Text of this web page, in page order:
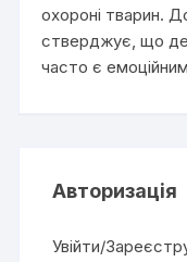
охороні тварин.
стверджує, що
часто є
Авторизація
Увійти/